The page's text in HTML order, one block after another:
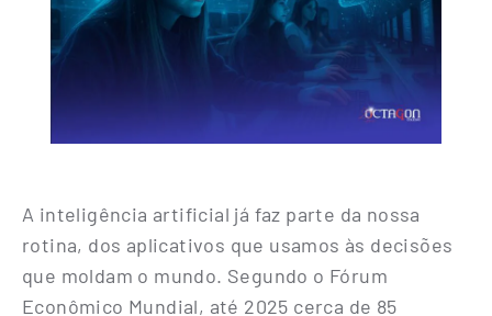
A inteligência artificial já faz parte da nossa
rotina, dos aplicativos que usamos às decisões
que moldam o mundo. Segundo o Fórum
Econômico Mundial, até 2025 cerca de 85